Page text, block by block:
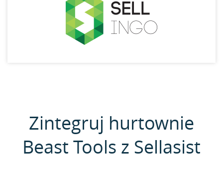
Zintegruj hurtownie
Beast Tools z Sellasist